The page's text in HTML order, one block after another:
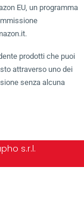
EU, un programma
prodotti che puoi
attraverso uno dei
senza alcuna
s.r.l.